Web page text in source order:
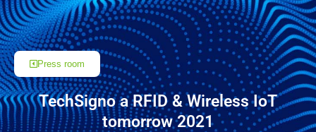
Press room
TechSigno a RFID & Wireless IoT
tomorrow 2021